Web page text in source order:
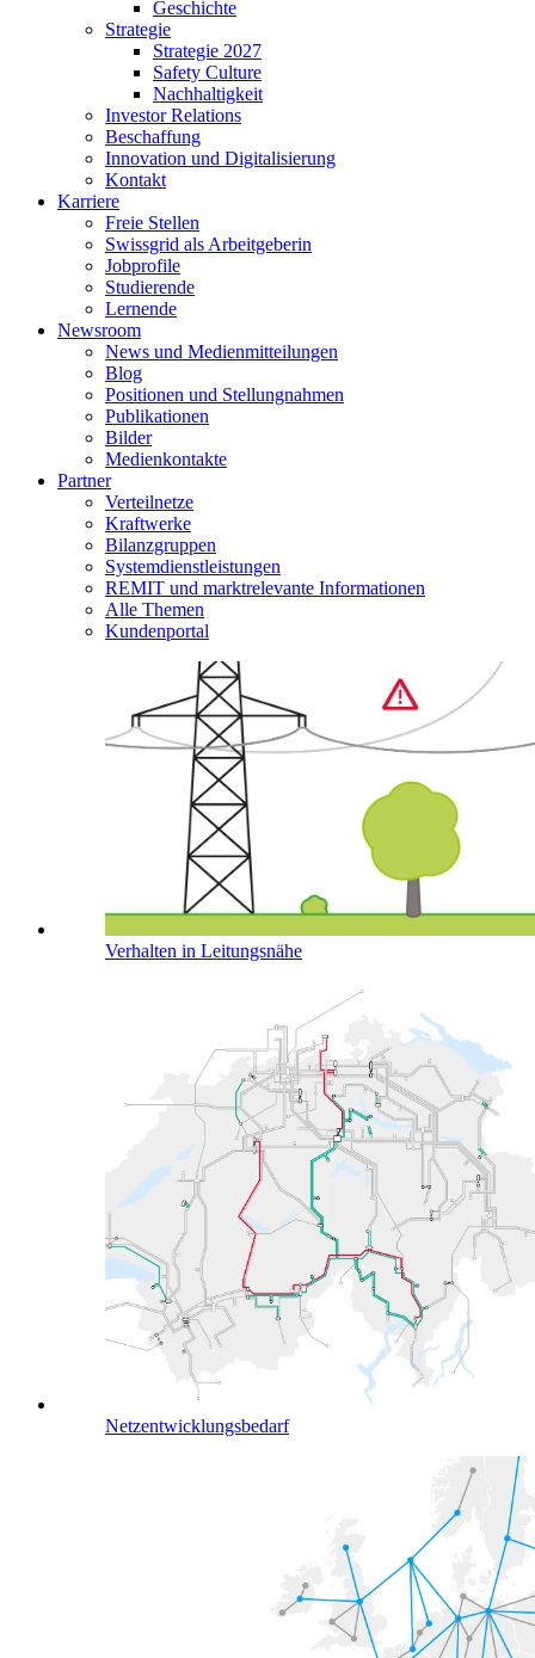
Geschichte
Strategie
Strategie 2027
Safety Culture
Nachhaltigkeit
Investor Relations
Beschaffung
Innovation und Digitalisierung
Kontakt
Karriere
Freie Stellen
Swissgrid als Arbeitgeberin
Jobprofile
Studierende
Lernende
Newsroom
News und Medienmitteilungen
Blog
Positionen und Stellungnahmen
Publikationen
Bilder
Medienkontakte
Partner
Verteilnetze
Kraftwerke
Bilanzgruppen
Systemdienstleistungen
REMIT und marktrelevante Informationen
Alle Themen
Kundenportal
Verhalten in Leitungsnähe
Netzentwicklungsbedarf